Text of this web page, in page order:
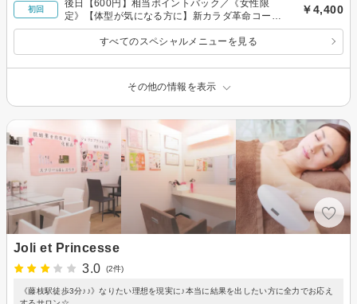
初回
後日【600円】相当ポイントバック／《女性限
定》【体型が気になる方に】新カラダ革命コース
（全身）たっぷり90分の実績多数あり☆
￥4,400
すべてのスペシャルメニューを見る
その他の情報を表示
Joli et Princesse
3.0
(2件)
《藤枝駅徒歩3分♪♪》なりたい理想を現実に♪本当に結果を出したい方に全力でお応え